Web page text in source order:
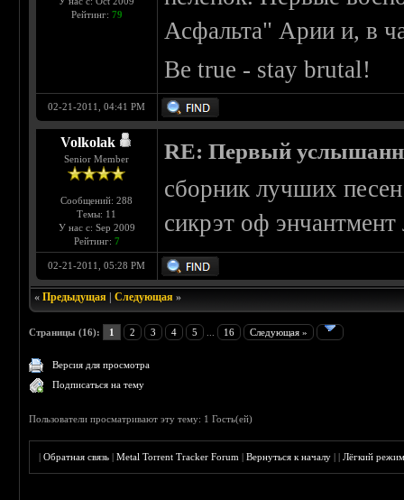
Рейтинг: 79
Асфальта" Арии и, в
Be true - stay brutal!
02-21-2011, 04:41 PM
Volkolak
Senior Member
Сообщений: 288
Темы: 11
У нас с: Sep 2009
Рейтинг: 7
RE: Первый
сборник лучших
сикрэт оф
02-21-2011, 05:28 PM
«Предыдущая |Следующая »
Страницы (16): 1 2 3 4 5 16 Следующая »
Версия для просмотра
Подписаться на тему
Пользователи просматривают эту тему: 1 Гость(ей)
|Обратная связь |Metal Torrent Tracker Forum |Вернуться к началу ||Лёгкий